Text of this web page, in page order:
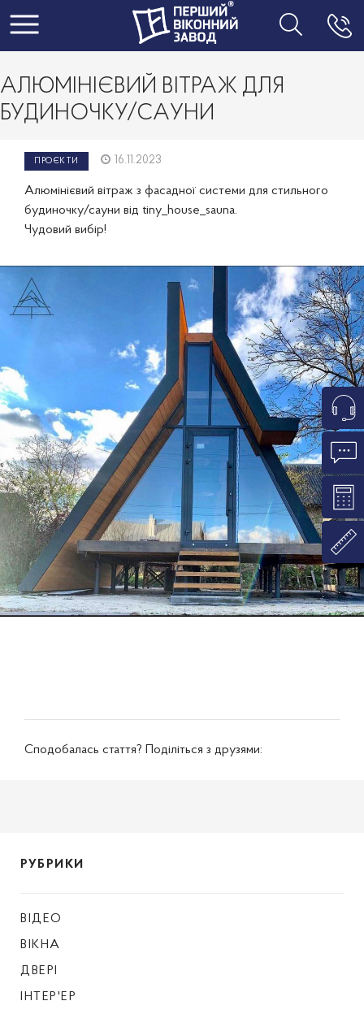
Toggle navigation
АЛЮМІНІЄВИЙ ВІТРАЖ ДЛЯ
БУДИНОЧКУ/САУНИ
ПРОЄКТИ 16.11.2023
Алюмінієвий вітраж з фасадної системи для стильного
будиночку/сауни від tiny_house_sauna.
Чудовий вибір!
Сподобалась стаття? Поділіться з друзями:
РУБРИКИ
ВІДЕО
ВІКНА
ДВЕРІ
ІНТЕР'ЕР